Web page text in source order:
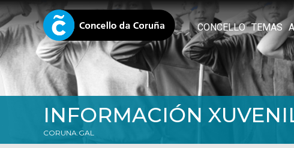
CONCELLO TEMAS
INFORMACIÓN
CORUNA.GAL